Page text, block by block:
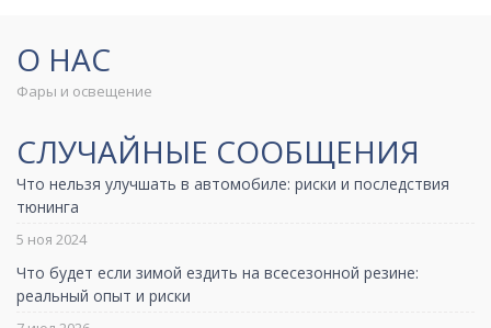
О НАС
Фары и освещение
СЛУЧАЙНЫЕ СООБЩЕНИЯ
Что нельзя улучшать в автомобиле: риски и последствия
тюнинга
5 ноя 2024
Что будет если зимой ездить на всесезонной резине:
реальный опыт и риски